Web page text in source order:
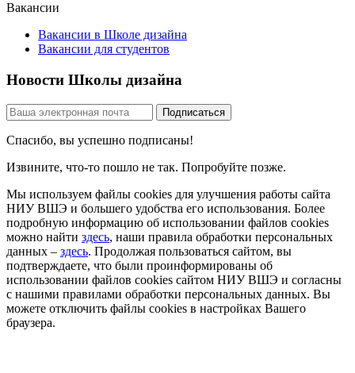
Вакансии
Вакансии в Школе дизайна
Вакансии для студентов
Новости Школы дизайна
Спасибо, вы успешно подписаны!
Извините, что-то пошло не так. Попробуйте позже.
Мы используем файлы cookies для улучшения работы сайта
НИУ ВШЭ и большего удобства его использования. Более
подробную информацию об использовании файлов cookies
можно найти здесь, наши правила обработки персональных
данных – здесь. Продолжая пользоваться сайтом, вы
подтверждаете, что были проинформированы об
использовании файлов cookies сайтом НИУ ВШЭ и согласны
с нашими правилами обработки персональных данных. Вы
можете отключить файлы cookies в настройках Вашего
браузера.